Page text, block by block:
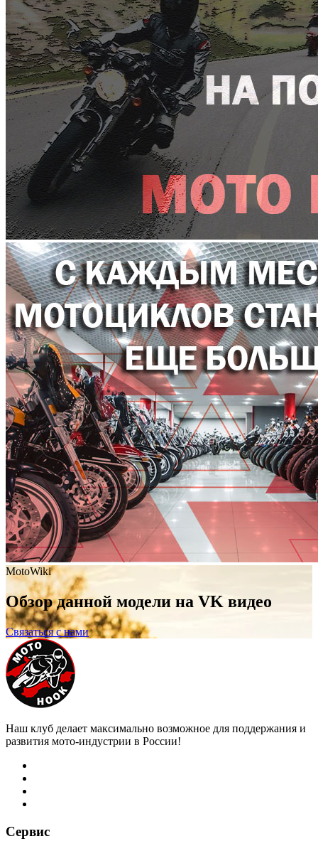
MotoWiki
Обзор данной модели на VK видео
Связаться с нами
Наш клуб делает максимально возможное для поддержания и
развития мото-индустрии в России!
Сервис